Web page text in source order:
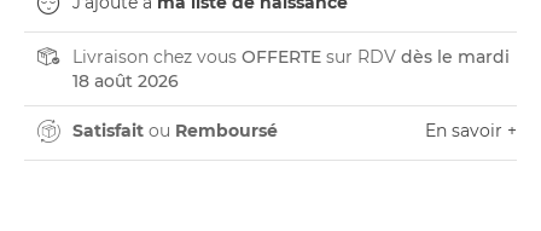
Livraison chez vous OFFERTE sur RDV dès le mardi
18 août 2026
Satisfait ou Remboursé En savoir +